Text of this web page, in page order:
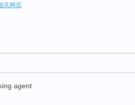
关网页
agent